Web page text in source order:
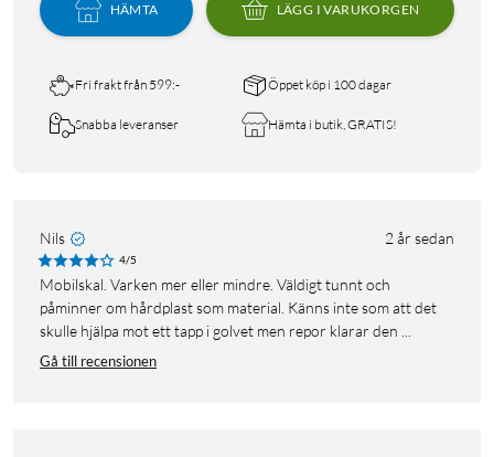
HÄMTA LÄGG I VARUKORGEN
Fri frakt från 599:- Öppet köp i 100 dagar
Snabba leveranser Hämta i butik, GRATIS!
Nils 2 år sedan
4/5
Mobilskal. Varken mer eller mindre. Väldigt tunnt och
påminner om hårdplast som material. Känns inte som att det
skulle hjälpa mot ett tapp i golvet men repor klarar den ...
Gå till recensionen